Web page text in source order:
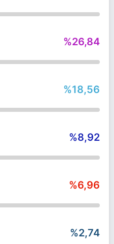
%26,84
%18,56
%8,92
%6,96
%2,74